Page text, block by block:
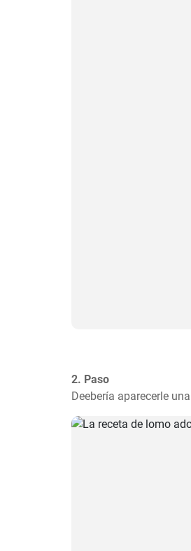
2. Paso
Deebería aparecerle